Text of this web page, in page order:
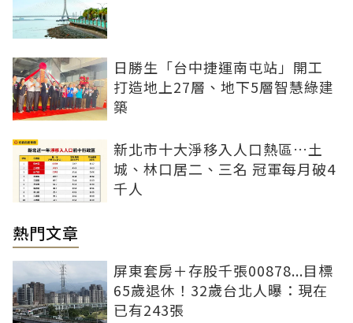
日勝生「台中捷運南屯站」開工
打造地上27層、地下5層智慧綠建
築
新北市十大淨移入人口熱區…土
城、林口居二、三名 冠軍每月破4
千人
熱門文章
屏東套房＋存股千張00878...目標
65歲退休！32歲台北人曝：現在
已有243張